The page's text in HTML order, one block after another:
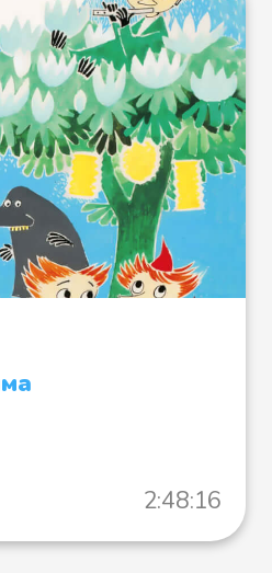
нитки? -
шкатулки.
- ответила
не
еще
кораблика,
в лапах,
сдувая
2:48:16